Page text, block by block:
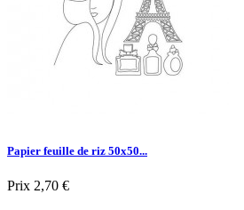
Papier feuille de riz 50x50...
Prix 2,70 €